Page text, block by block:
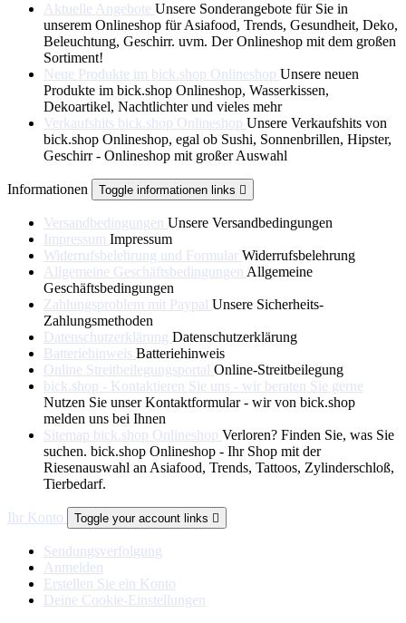
Aktuelle Angebote Unsere Sonderangebote für Sie in
unserem Onlineshop für Asiafood, Trends, Gesundheit, Deko,
Beleuchtung, Geschirr. uvm. Der Onlineshop mit dem großen
Sortiment!
Neue Produkte im bick.shop Onlineshop Unsere neuen
Produkte im bick.shop Onlineshop, Wasserkissen,
Dekoartikel, Nachtlichter und vieles mehr
Verkaufshits bick.shop Onlineshop Unsere Verkaufshits von
bick.shop Onlineshop, egal ob Sushi, Sonnenbrillen, Hipster,
Geschirr - Onlineshop mit großer Auswahl
Informationen Toggle informationen links 
Versandbedingungen Unsere Versandbedingungen
Impressum Impressum
Widerrufsbelehrung und Formular Widerrufsbelehrung
Allgemeine Geschäftsbedingungen Allgemeine
Geschäftsbedingungen
Zahlungsproblem mit Paypal Unsere Sicherheits-
Zahlungsmethoden
Datenschutzerklärung Datenschutzerklärung
Batteriehinweis Batteriehinweis
Online Streitbeilegungsportal Online-Streitbeilegung
bick.shop - Kontaktieren Sie uns - wir beraten Sie gerne
Nutzen Sie unser Kontaktformular - wir von bick.shop
melden uns bei Ihnen
Sitemap bick.shop Onlineshop Verloren? Finden Sie, was Sie
suchen. bick.shop Onlineshop - Ihr Shop mit der
Riesenauswahl an Asiafood, Trends, Tattoos, Zylinderschloß,
Tierbedarf.
Ihr Konto Toggle your account links 
Sendungsverfolgung
Anmelden
Erstellen Sie ein Konto
Deine Cookie-Einstellungen